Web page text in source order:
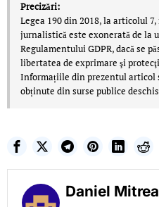
Precizări:
Legea 190 din 2018, la articolul
jurnalistică este exonerată de la
Regulamentului GDPR, dacă se
libertatea de exprimare şi
Informațiile din prezentul articol
obținute din surse publice
Daniel Mitrea